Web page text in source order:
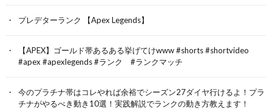
プレデターランク 【Apex Legends】
【APEX】ゴールド帯あるある挙げてけwww #shorts #shortvideo
#apex #apexlegends #ランク #ランクマッチ
今のプラチナ帯はコレやれば余裕でシーズン27ダイヤ行けるよ！プラ
チナがやるべき動き10選！実践解説でランクの動き方教えます！